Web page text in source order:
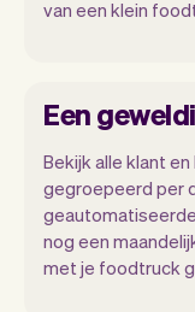
van een klein
Een
Bekijk alle klant
gegroepeerd per
nog een
met je foodtruck